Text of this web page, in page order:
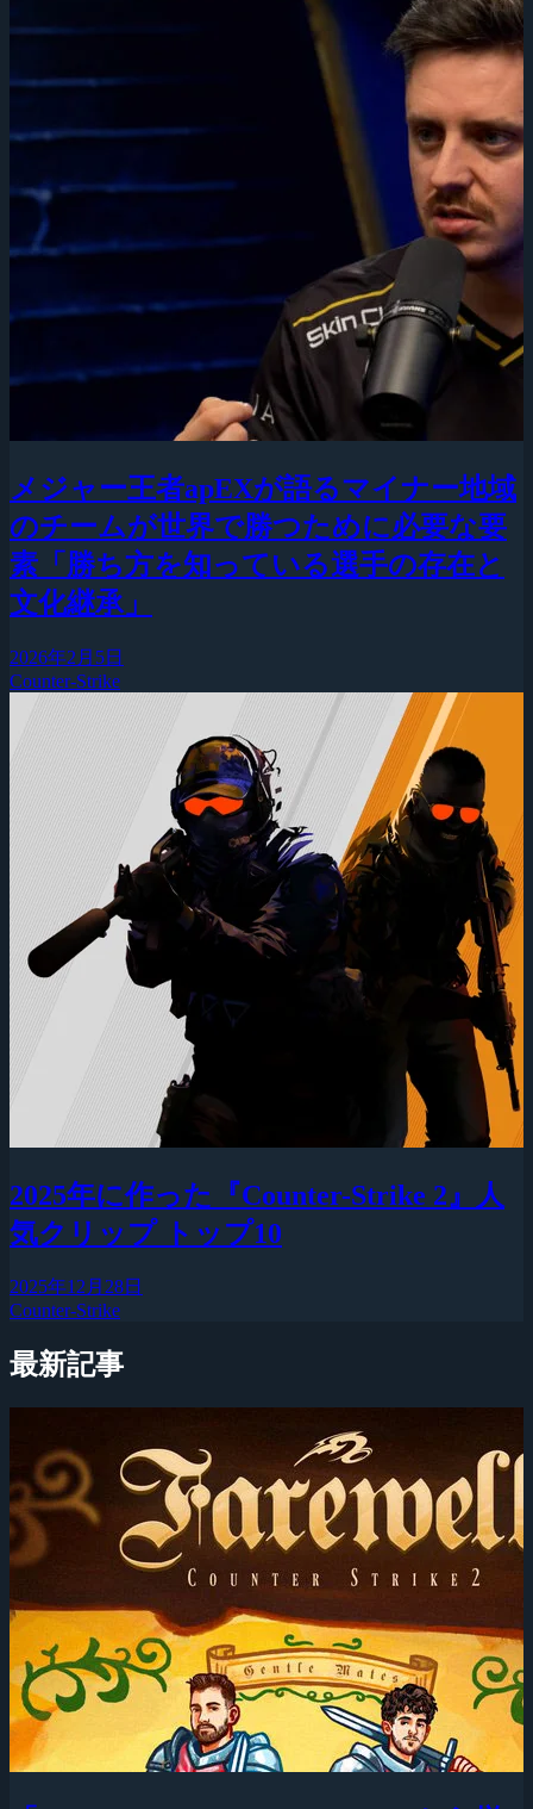
メジャー王者apEXが語るマイナー地域
のチームが世界で勝つために必要な要
素「勝ち方を知っている選手の存在と
文化継承」
2026年2月5日
Counter-Strike
2025年に作った『Counter-Strike 2』人
気クリップ トップ10
2025年12月28日
Counter-Strike
最新記事